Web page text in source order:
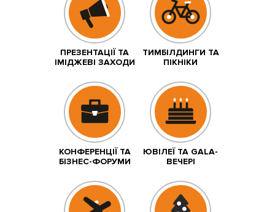
ПРЕЗЕНТАЦІЇ ТА
ІМІДЖЕВІ ЗАХОДИ
ТИМБІЛДИНГИ ТА
ПІКНІКИ
КОНФЕРЕНЦІЇ ТА
БІЗНЕС-ФОРУМИ
ЮВІЛЕЇ ТА GALA-
ВЕЧЕРІ